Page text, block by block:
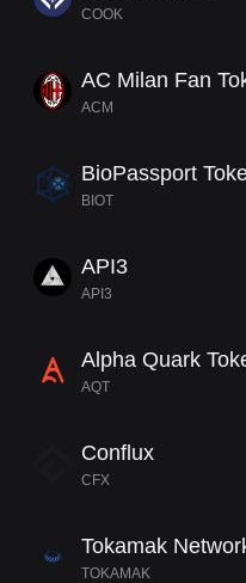
COOK
AC Milan Fan
ACM
BioPassport
BIOT
API3
API3
Alpha Quark
AQT
Conflux
CFX
Tokamak
TOKAMAK